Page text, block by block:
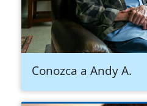
Conozca a Andy A.